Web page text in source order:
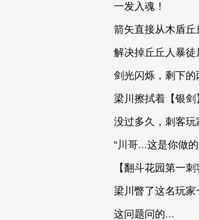
一发入魂！
箭矢直接从木盾丘丘
解决掉丘丘人暴徒
剑光闪烁，剩下的
梁川擦拭着【银剑
没过多久，刺客玩
“川哥...这是你做的
【翻斗花园第一刺客
梁川瞥了这名玩家
这问题问的...